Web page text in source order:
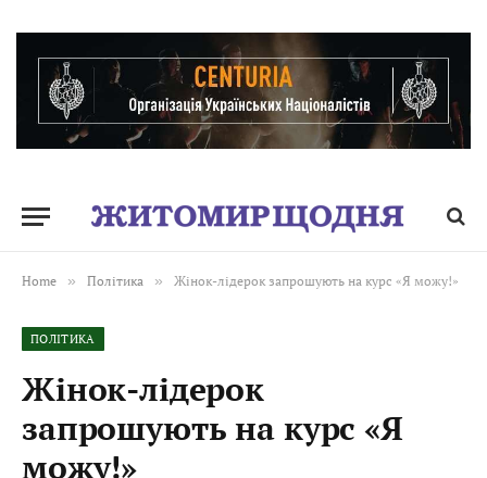
Home » Політика » Жінок-лідерок запрошують на курс «Я можу!»
ПОЛІТИКА
Жінок-лідерок
запрошують на курс «Я
можу!»